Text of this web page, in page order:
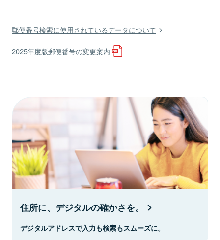
郵便番号検索に使用されているデータについて
2025年度版郵便番号の変更案内
住所に、デジタルの確かさを。
デジタルアドレスで入力も検索もスムーズに。